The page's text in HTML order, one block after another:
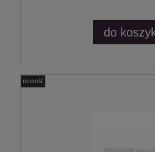
do
nowość